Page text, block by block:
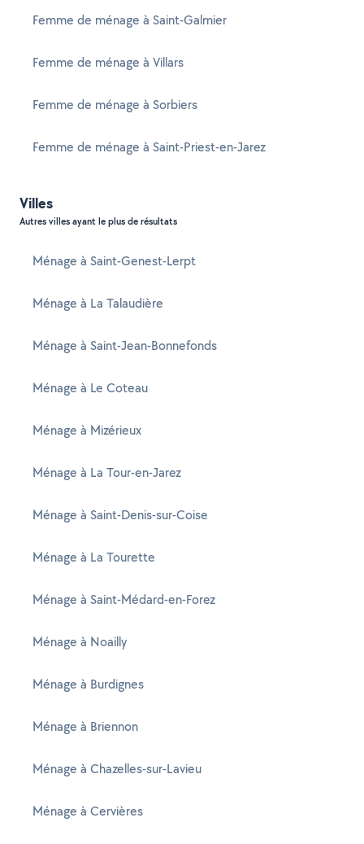
Femme de ménage à Saint-Galmier
Femme de ménage à Villars
Femme de ménage à Sorbiers
Femme de ménage à Saint-Priest-en-Jarez
Villes
Autres villes ayant le plus de résultats
Ménage à Saint-Genest-Lerpt
Ménage à La Talaudière
Ménage à Saint-Jean-Bonnefonds
Ménage à Le Coteau
Ménage à Mizérieux
Ménage à La Tour-en-Jarez
Ménage à Saint-Denis-sur-Coise
Ménage à La Tourette
Ménage à Saint-Médard-en-Forez
Ménage à Noailly
Ménage à Burdignes
Ménage à Briennon
Ménage à Chazelles-sur-Lavieu
Ménage à Cervières